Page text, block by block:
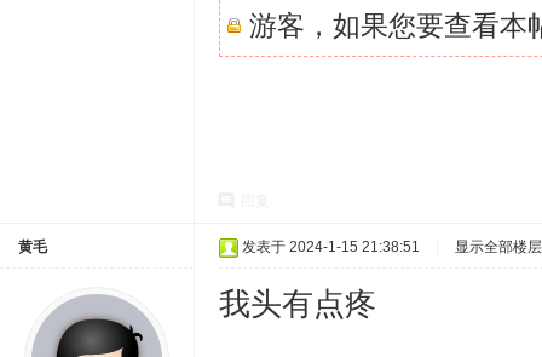
游客，如果您要查看本
黄毛 发表于 2024-1-15 21:38:51 显示全部楼层
我头有点疼